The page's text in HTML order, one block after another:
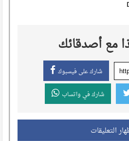
مع أصدقائك
شارك على فيسبوك
شارك في واتساب
التعليقات